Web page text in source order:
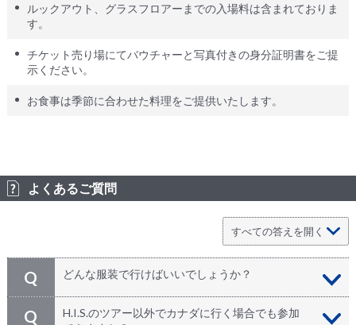
ルックアウト、グラスフロアーまでの入場料は含まれておりま
す。
チケット売り場にてバウチャーと写真付きの身分証明書をご提
示ください。
お食事は季節に合わせた料理をご提供いたします。
よくあるご質問
Q どんな服装で行けばいいでしょうか？
A
レストラン「３６０」は高級レストランですが、カナダ
Q
H.I.S.のツアー以外でカナダに行く場合でも参加